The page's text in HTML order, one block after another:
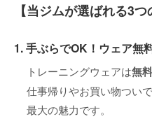
【当ジムが選ばれる3つ
1. 手ぶらでOK！ウェア無
トレーニングウェアは無
仕事帰りやお買い物つい
最大の魅力です。